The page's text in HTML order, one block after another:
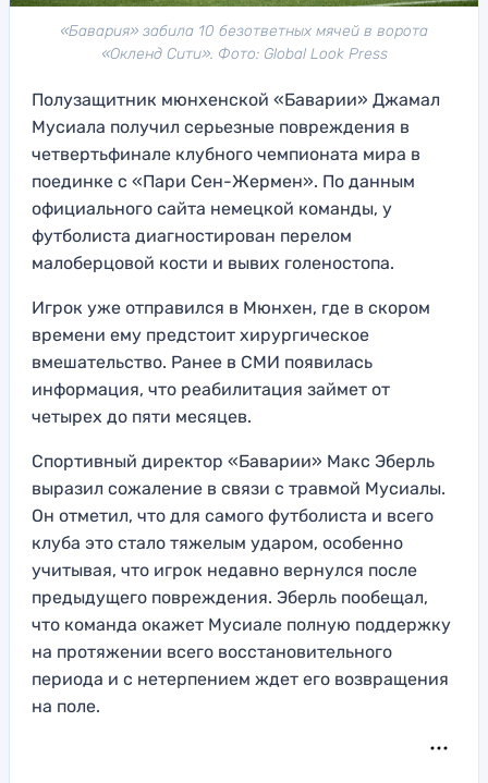
«Бавария» забила 10 безответных мячей в ворота
«Окленд Сити». Фото: Global Look Press
Полузащитник мюнхенской «Баварии» Джамал
Мусиала получил серьезные повреждения в
четвертьфинале клубного чемпионата мира в
поединке с «Пари Сен-Жермен». По данным
официального сайта немецкой команды, у
футболиста диагностирован перелом
малоберцовой кости и вывих голеностопа.
Игрок уже отправился в Мюнхен, где в скором
времени ему предстоит хирургическое
вмешательство. Ранее в СМИ появилась
информация, что реабилитация займет от
четырех до пяти месяцев.
Спортивный директор «Баварии» Макс Эберль
выразил сожаление в связи с травмой Мусиалы.
Он отметил, что для самого футболиста и всего
клуба это стало тяжелым ударом, особенно
учитывая, что игрок недавно вернулся после
предыдущего повреждения. Эберль пообещал,
что команда окажет Мусиале полную поддержку
на протяжении всего восстановительного
периода и с нетерпением ждет его возвращения
на поле.